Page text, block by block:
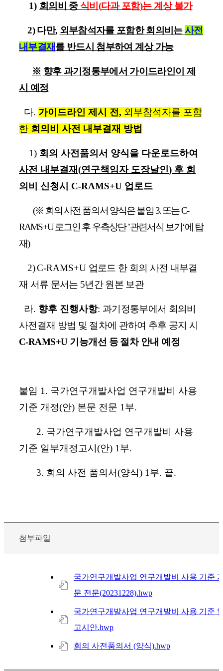
1) 회의비 중 식비 (다과 포함)는 계상 불가
2)다만, 외부참석자를 포함한 회의비는사전
내부결재를 반드시 첨부하여 계상 가능
※ 향후 과기정통부에서 가이드라인이 제
시 예정
다. 가이드라인 제시 전, 외부참석자를 포함
한 회의비 사전 내부결재 방법
1) 회의 사전품의서 양식을 다운로드하여
사전 내부결재(연구책임자 도장날인) 후 회
의비 신청시 C-RAMS+U 업로드
(※ 회의 사전 품의서 양식은 붙임 3.또는C-
RAMS+U로그인 후 우측상단’관련서식 보기 ‘에 탑
재)
2)C-RAMS+U 업로드 한 회의 사전 내부결
재 서류 문서는 5년간 원본 보관
라. 향후 진행사항: 과기정통부에서 회의비
사전결재 방법 및 절차에 관하여 추후 공지 시
C-RAMS+U 기능개선 등 절차 안내 예정
붙임 1. 국가연구개발사업 연구개발비 사용
기준 개정(안) 본문 전문 1 부.
2. 국가연구개발사업 연구개발비 사용
기준 일부개정고시 (안) 1 부.
3. 회의 사전 품의서(양식) 1 부. 끝.
첨부파일
국가연구개발사업 연구개발비 사용 기준
문 전문(20231228).hwp
국가연구개발사업 연구개발비 사용 기준
고시안.hwp
회의 사전품의서 (양식).hwp